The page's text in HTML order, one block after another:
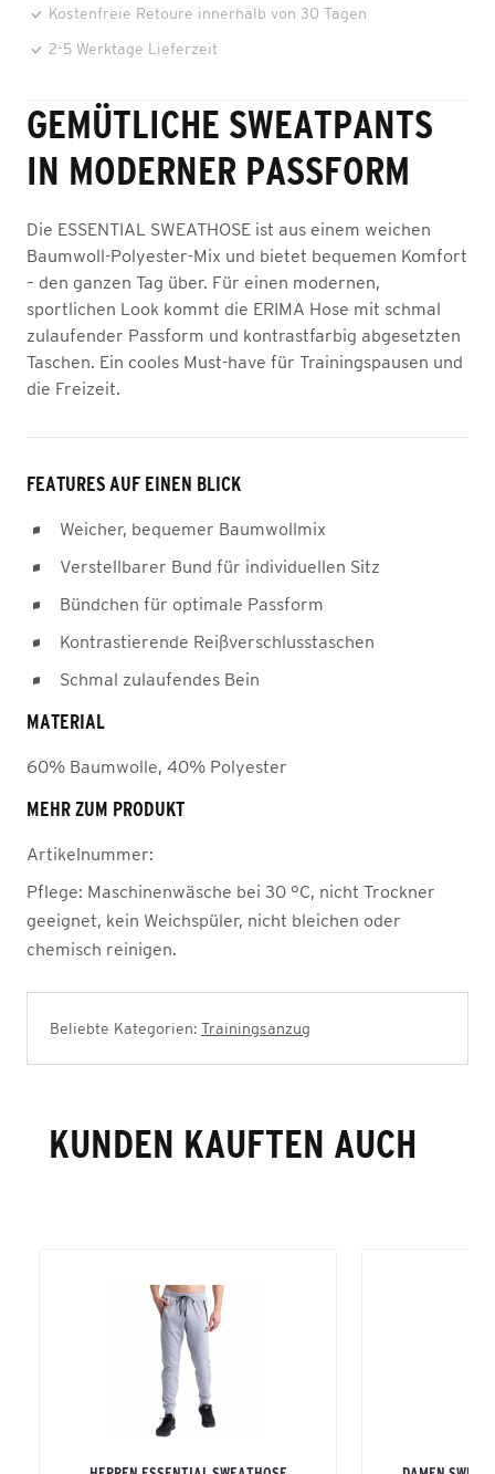
Kostenfreie Retoure innerhalb von 30 Tagen
2-5 Werktage Lieferzeit
GEMÜTLICHE SWEATPANTS
IN MODERNER PASSFORM
Die ESSENTIAL SWEATHOSE ist aus einem weichen
Baumwoll-Polyester-Mix und bietet bequemen Komfort
– den ganzen Tag über. Für einen modernen,
sportlichen Look kommt die ERIMA Hose mit schmal
zulaufender Passform und kontrastfarbig abgesetzten
Taschen. Ein cooles Must-have für Trainingspausen und
die Freizeit.
FEATURES AUF EINEN BLICK
Weicher, bequemer Baumwollmix
Verstellbarer Bund für individuellen Sitz
Bündchen für optimale Passform
Kontrastierende Reißverschlusstaschen
Schmal zulaufendes Bein
MATERIAL
60% Baumwolle, 40% Polyester
MEHR ZUM PRODUKT
Artikelnummer:
Pflege: Maschinenwäsche bei 30 °C, nicht Trockner
geeignet, kein Weichspüler, nicht bleichen oder
chemisch reinigen.
Beliebte Kategorien: Trainingsanzug
KUNDEN KAUFTEN AUCH